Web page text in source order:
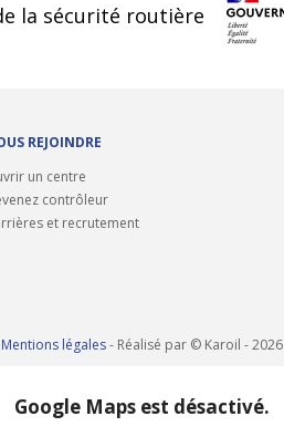
la sécurité routière
REJOINDRE
un centre
contrôleur
et recrutement
Mentions légales- Réalisé par © Karoil - 2026
Google Maps est désactivé.